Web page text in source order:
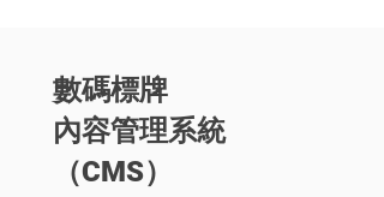
數碼標牌
內容管理系統
（CMS）